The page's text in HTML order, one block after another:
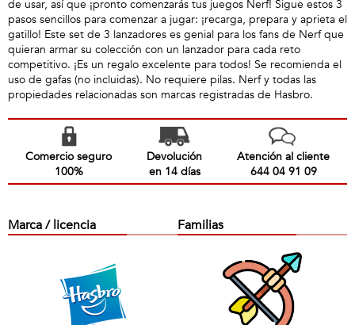
de usar, así que ¡pronto comenzarás tus juegos Nerf! Sigue estos 3
pasos sencillos para comenzar a jugar: ¡recarga, prepara y aprieta el
gatillo! Este set de 3 lanzadores es genial para los fans de Nerf que
quieran armar su colección con un lanzador para cada reto
competitivo. ¡Es un regalo excelente para todos! Se recomienda el
uso de gafas (no incluidas). No requiere pilas. Nerf y todas las
propiedades relacionadas son marcas registradas de Hasbro.
Comercio seguro
100%
Devolución
en 14 días
Atención al cliente
644 04 91 09
Marca / licencia Familias